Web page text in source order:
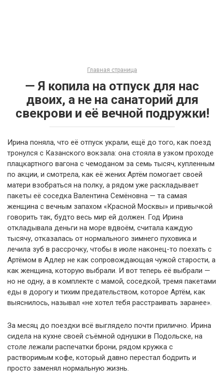
Главная страница
— Я копила на отпуск для нас
двоих, а не на санаторий для
свекрови и её вечной подружки!
Ирина поняла, что её отпуск украли, ещё до того, как поезд
тронулся с Казанского вокзала: она стояла в узком проходе
плацкартного вагона с чемоданом за семь тысяч, купленным
по акции, и смотрела, как её жених Артём помогает своей
матери взобраться на полку, а рядом уже раскладывает
пакеты её соседка Валентина Семёновна — та самая
женщина с вечным запахом «Красной Москвы» и привычкой
говорить так, будто весь мир ей должен. Год Ирина
откладывала деньги на море вдвоём, считала каждую
тысячу, отказалась от нормального зимнего пуховика и
лечила зуб в рассрочку, чтобы в июле наконец-то поехать с
Артёмом в Адлер не как сопровождающая чужой старости, а
как женщина, которую выбрали. И вот теперь её выбрали —
но не одну, а в комплекте с мамой, соседкой, тремя пакетами
еды в дорогу и тихим предательством, которое Артём, как
выяснилось, называл «не хотел тебя расстраивать заранее».
За месяц до поездки всё выглядело почти прилично. Ирина
сидела на кухне своей съёмной однушки в Подольске, на
столе лежали распечатки брони, рядом кружка с
растворимым кофе, который давно перестал бодрить и
просто заменял нормальную жизнь.